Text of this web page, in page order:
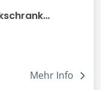
H: 192 T:
Mehr Info